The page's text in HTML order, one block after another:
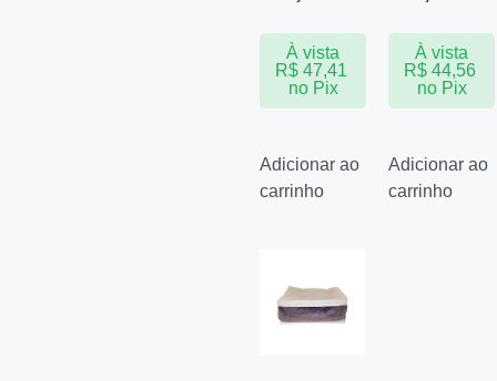
À vista
R$47,41
no Pix
Adicionar ao
carrinho
À vista
R$44,56
no Pix
Adicionar ao
carrinho